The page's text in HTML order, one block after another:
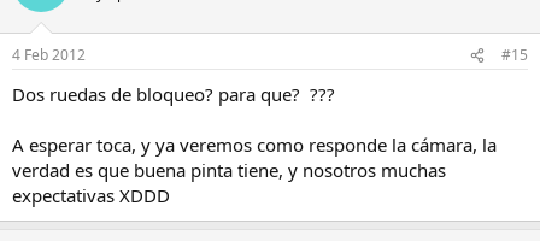
4 Feb 2012 #15
Dos ruedas de bloqueo? para que? ???
A esperar toca, y ya veremos como responde la cámara, la
verdad es que buena pinta tiene, y nosotros muchas
expectativas XDDD